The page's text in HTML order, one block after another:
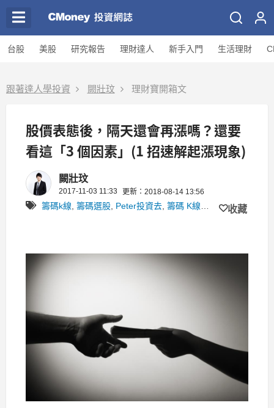
台股 美股 研究報告 理財達人 新手入門 生活理財
跟著達人學投資 闕壯玟 理財寶開箱文
股價表態後，隔天還會再漲嗎？還要
看這「3 個因素」(1 招速解起漲現象)
闕壯玟
2017-11-03 11:33 更新：2018-08-14 13:56
籌碼k線 籌碼選股 Peter投資去 籌碼 K線研究小組 收藏